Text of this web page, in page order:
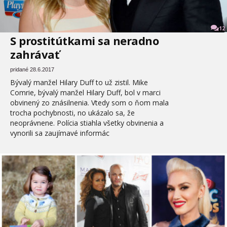
12
S prostitútkami sa neradno
zahrávať
pridané 28.6.2017
Bývalý manžel Hilary Duff to už zistil. Mike
Comrie, bývalý manžel Hilary Duff, bol v marci
obvinený zo znásilnenia. Vtedy som o ňom mala
trocha pochybnosti, no ukázalo sa, že
neoprávnene. Polícia stiahla všetky obvinenia a
vynorili sa zaujímavé informác